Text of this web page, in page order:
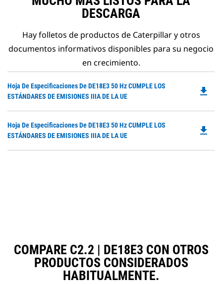
DESCARGA
Hay folletos de productos de Caterpillar y otros
documentos informativos disponibles para su negocio
en crecimiento.
Hoja De Especificaciones De DE18E3 50 Hz CUMPLE LOS
ESTÁNDARES DE EMISIONES IIIA DE LA UE
file_download
Hoja De Especificaciones De DE18E3 50 Hz CUMPLE LOS
ESTÁNDARES DE EMISIONES IIIA DE LA UE
file_download
COMPARE C2.2 | DE18E3 CON OTROS
PRODUCTOS CONSIDERADOS
HABITUALMENTE.